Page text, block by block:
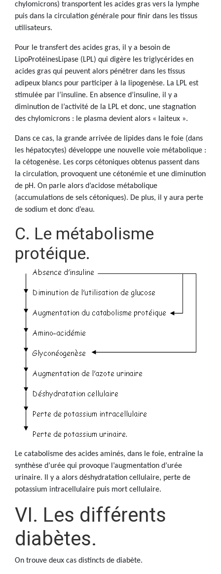
chylomicrons) transportent les acides gras vers la lymphe
puis dans la circulation générale pour finir dans les tissus
utilisateurs.
Pour le transfert des acides gras, il y a besoin de
LipoProtéinesLipase (LPL) qui digère les triglycérides en
acides gras qui peuvent alors pénétrer dans les tissus
adipeux blancs pour participer à la lipogenèse. La LPL est
stimulée par l’insuline. En absence d’insuline, il y a
diminution de l’activité de la LPL et donc, une stagnation
des chylomicrons : le plasma devient alors « laiteux ».
Dans ce cas, la grande arrivée de lipides dans le foie (dans
les hépatocytes) développe une nouvelle voie métabolique :
la cétogenèse. Les corps cétoniques obtenus passent dans
la circulation, provoquent une cétonémie et une diminution
de pH. On parle alors d’acidose métabolique
(accumulations de sels cétoniques). De plus, il y aura perte
de sodium et donc d’eau.
C. Le métabolisme
protéique.
Le catabolisme des acides aminés, dans le foie, entraîne la
synthèse d’urée qui provoque l’augmentation d’urée
urinaire. Il y a alors déshydratation cellulaire, perte de
potassium intracellulaire puis mort cellulaire.
VI. Les différents
diabètes.
On trouve deux cas distincts de diabète.